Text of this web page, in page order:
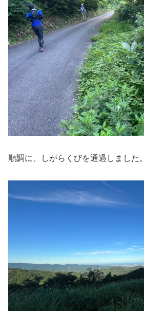
順調に、しがらくびを通過しました。